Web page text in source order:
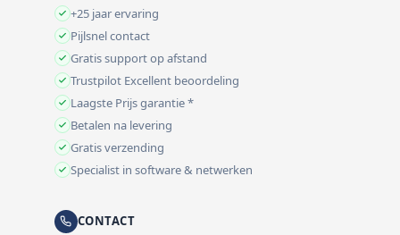
+25 jaar ervaring
Pijlsnel contact
Gratis support op afstand
Trustpilot Excellent beoordeling
Laagste Prijs garantie *
Betalen na levering
Gratis verzending
Specialist in software & netwerken
CONTACT